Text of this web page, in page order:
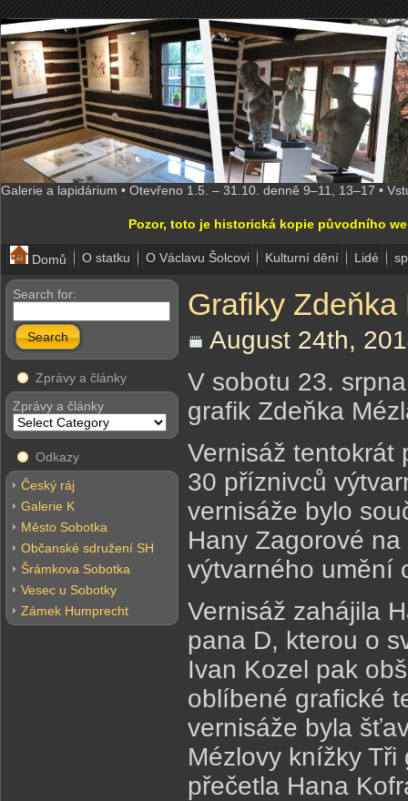
Galerie a lapidárium • Otevřeno 1.5. – 31.10. denně 9–11, 13–17 •
Pozor, toto je historická kopie původního
Domů O statku O Václavu Šolcovi Kulturní dění Lidé
Search for:
Search
Zprávy a články
Zprávy a články
Odkazy
Český ráj
Galerie K
Město Sobotka
Občanské sdružení SH
Šrámkova Sobotka
Vesec u Sobotky
Zámek Humprecht
Grafiky Zdeňka
August 24th,
V sobotu 23.
grafik Zdeňka
Vernisáž tentokrát
30 příznivců
vernisáže bylo
Hany Zagorové
výtvarného umění
Vernisáž zahájila
pana D, kterou o
Ivan Kozel pak
oblíbené grafické
vernisáže byla
Mézlovy knížky
přečetla Hana